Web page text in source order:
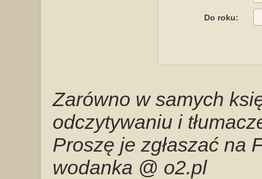
Do roku:
Zarówno w samych
odczytywaniu i
Proszę je zgłaszać na
wodanka @ o2.pl